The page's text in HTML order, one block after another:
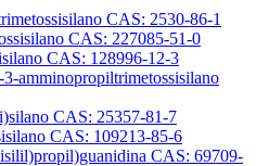
CAS: 2530-86-1
CAS: 227085-51-0
CAS: 128996-12-3
amminopropiltrimetossisilano
CAS: 25357-81-7
CAS: 109213-85-6
CAS: 69709-